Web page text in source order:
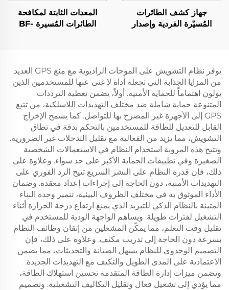
جهاز كشف الطائرات
المُسيّرة الفردية وإصدار
المعدات الثابتة لمكافحة
الطائرات المُسيرة BF-
يوفر نظام التشويش على الموجات الراديوية مع منع GPS العديد
من المزايا الجذابة التي تجعله أداة لا غنى عنها للمستخدمين الذين
يولون اهتماماً للحماية الأمنية. أولاً، يضمن تغطية الترددات
المتنوعة حماية شاملة ضد مختلف التهديدات اللاسلكية، من تتبع
GPS إلى الأجهزة غير المصرح بها للتواصل. كما يسمح الإخراج
القابل للتعديل للطاقة للمستخدمين بالتحكم بدقة في نطاق
التشويش، مما يزيد من الفعالية مع تقليل التدخلات غير الضرورية.
وتتيح هذه المرونة استخدام النظام في الاستعمالات الشخصية
الصغيرة وفي تطبيقات الحماية الأكبر على حد سواء. وعلاوة على
ذلك، فإن قدرة النظام على النشر السريع تتيح الرد الفوري على
التهديدات الأمنية، دون الحاجة إلى إجراءات إعداد معقدة. وضمان
الأداء الموثوق به في مختلف الظروف البيئية، تتميز وحدة البناء
المتينة بالنظام الذكي للتبريد الذي يمنع ارتفاع درجة الحرارة أثناء
التشغيل لفترات طويلة. ويساهم الواجهة الودية للمستخدم في
تقليل وقت التعلم، مما يمكّن المشغلين من إتقان وظائف النظام
بسرعة دون الحاجة إلى تدريب مكثف. وعلاوة على ذلك، فإن
التصميم الوحدوي للنظام يسهل الصيانة والتحديثات، مما يضمن
الاعتمادية على المدى الطويل والتكيف مع التهديدات الجديدة.
وتضمن ميزات إدارة الطاقة المتقدمة تحسين استهلاك الطاقة،
مما يؤدي إلى تشغيل فعال وتقليل التكاليف التشغيلية. وتصميم